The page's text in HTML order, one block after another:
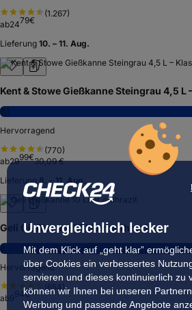
Unvergleichlich lecker
Mit dem Klick auf „geht klar”
über Cookies ein verbessertes
servieren und dieses kontinuierlich zu
können wir Ihnen bei unseren
Werbung und passende Angebote
(1.267)
ab2479€
Lieferung 10. – 11. Aug.
Kent & Stowe Gießkanne Steingrau 4,5 L
8,1
Hervorragend
(770)
ab2999€30,09 €
Lieferung 8. – 11. Aug.
Geli Gießkanne 10 Liter anthrazit
8,2
Hervorragend
(654)
ab
94€